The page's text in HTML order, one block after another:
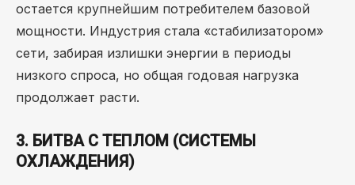
остается крупнейшим потребителем базовой
мощности. Индустрия стала «стабилизатором»
сети, забирая излишки энергии в периоды
низкого спроса, но общая годовая нагрузка
продолжает расти.
3. БИТВА С ТЕПЛОМ (СИСТЕМЫ
ОХЛАЖДЕНИЯ)